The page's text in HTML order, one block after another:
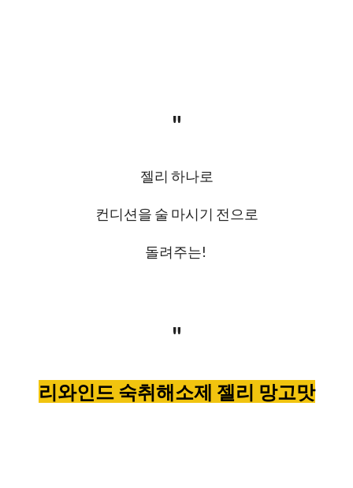
"
젤리 하나로
컨디션을 술 마시기 전으로
돌려주는!
"
리와인드 숙취해소제 젤리 망고맛